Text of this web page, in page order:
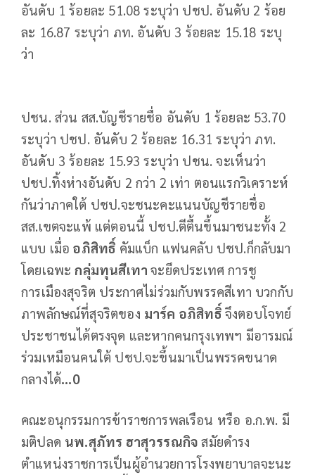
อันดับ 1 ร้อยละ 51.08 ระบุว่า ปชป. อันดับ 2 ร้อย
ละ 16.87 ระบุว่า ภท. อันดับ 3 ร้อยละ 15.18 ระบุ
ว่า
ปชน. ส่วน สส.บัญชีรายชื่อ อันดับ 1 ร้อยละ 53.70
ระบุว่า ปชป. อันดับ 2 ร้อยละ 16.31 ระบุว่า ภท.
อันดับ 3 ร้อยละ 15.93 ระบุว่า ปชน. จะเห็นว่า
ปชป.ทิ้งห่างอันดับ 2 กว่า 2 เท่า ตอนแรกวิเคราะห์
กันว่าภาคใต้ ปชป.จะชนะคะแนนบัญชีรายชื่อ
สส.เขตจะแพ้ แต่ตอนนี้ ปชป.ตีตื้นขึ้นมาชนะทั้ง 2
แบบ เมื่อ อภิสิทธิ์ คัมแบ็ก แฟนคลับ ปชป.ก็กลับมา
โดยเฉพะกลุ่มทุนสีเทาจะยึดประเทศ การชู
การเมืองสุจริต ประกาศไม่ร่วมกับพรรคสีเทา บวกกับ
ภาพลักษณ์ที่สุจริตของ มาร์ค อภิสิทธิ์ จึงตอบโจทย์
ประชาชนได้ตรงจุด และหากคนกรุงเทพฯ มีอารมณ์
ร่วมเหมือนคนใต้ ปชป.จะขึ้นมาเป็นพรรคขนาด
กลางได้...0
คณะอนุกรรมการข้าราชการพลเรือน หรือ อ.ก.พ. มี
มติปลด นพ.สุภัทร ฮาสุวรรณกิจสมัยดำรง
ตำแหน่งราชการเป็นผู้อำนวยการโรงพยาบาลจะนะ